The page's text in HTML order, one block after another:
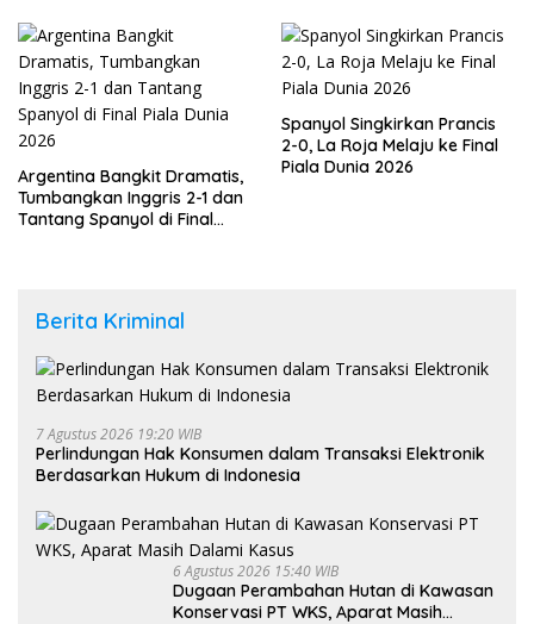
Argentina Bangkit Dramatis,
Tumbangkan Inggris 2-1 dan
Tantang Spanyol di Final
Spanyol Singkirkan Prancis
2-0, La Roja Melaju ke Final
Piala Dunia 2026
Berita Kriminal
7 Agustus 2026 19:20 WIB
Perlindungan Hak Konsumen dalam Transaksi Elektronik
Berdasarkan Hukum di Indonesia
6 Agustus 2026 15:40 WIB
Dugaan Perambahan Hutan di Kawasan
Konservasi PT WKS, Aparat Masih